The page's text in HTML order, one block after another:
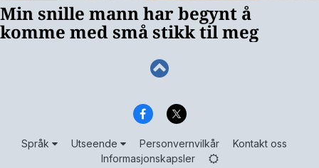
Språk Utseende Personvernvilkår
Kontakt oss
Informasjonskapsler